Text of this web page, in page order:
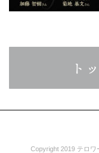
ト
Copyright 2019 テロワ